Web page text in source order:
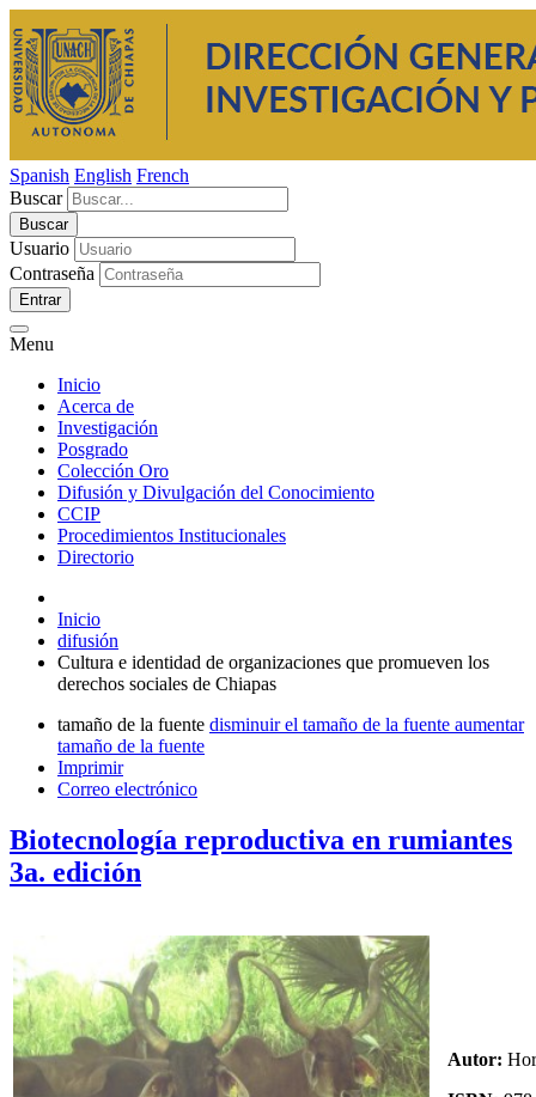
Spanish English French
Buscar
Usuario
Contraseña
Entrar
Menu
Inicio
Acerca de
Investigación
Posgrado
Colección Oro
Difusión y Divulgación del Conocimiento
CCIP
Procedimientos Institucionales
Directorio
Inicio
difusión
Cultura e identidad de organizaciones que promueven los
derechos sociales de Chiapas
tamaño de la fuente disminuir el tamaño de la fuente aumentar
tamaño de la fuente
Imprimir
Correo electrónico
Biotecnología reproductiva en rumiantes
3a. edición
Autor: